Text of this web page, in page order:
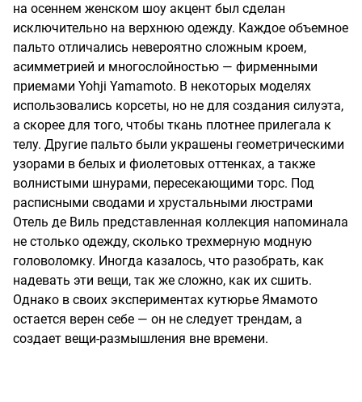
на осеннем женском шоу акцент был сделан
исключительно на верхнюю одежду. Каждое объемное
пальто отличались невероятно сложным кроем,
асимметрией и многослойностью — фирменными
приемами Yohji Yamamoto. В некоторых моделях
использовались корсеты, но не для создания силуэта,
а скорее для того, чтобы ткань плотнее прилегала к
телу. Другие пальто были украшены геометрическими
узорами в белых и фиолетовых оттенках, а также
волнистыми шнурами, пересекающими торс. Под
расписными сводами и хрустальными люстрами
Отель де Виль представленная коллекция напоминала
не столько одежду, сколько трехмерную модную
головоломку. Иногда казалось, что разобрать, как
надевать эти вещи, так же сложно, как их сшить.
Однако в своих экспериментах кутюрье Ямамото
остается верен себе — он не следует трендам, а
создает вещи-размышления вне времени.